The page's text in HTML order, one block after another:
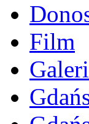
Film